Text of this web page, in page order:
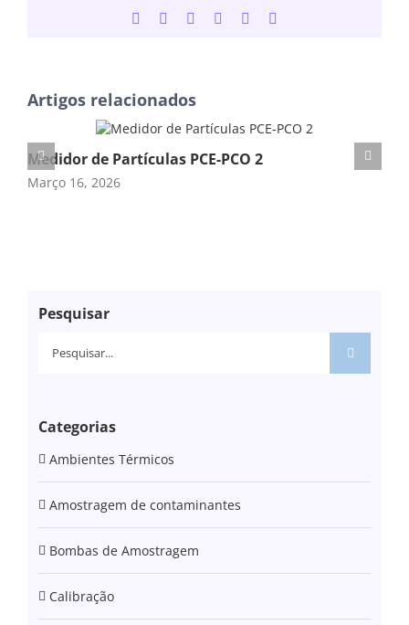
Facebook
TwitterLinkedInWhatsApp
Tumblr
Artigos relacionados
Medidor de Partículas PCE-PCO 2
Março 16, 2026
Pesquisar
Pesquisar
Categorias
Ambientes Térmicos
Amostragem de contaminantes
Bombas de Amostragem
Calibração